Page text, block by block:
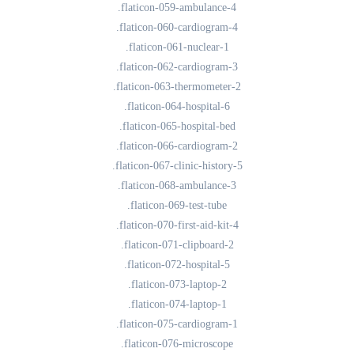
.flaticon-059-ambulance-4
.flaticon-060-cardiogram-4
.flaticon-061-nuclear-1
.flaticon-062-cardiogram-3
.flaticon-063-thermometer-2
.flaticon-064-hospital-6
.flaticon-065-hospital-bed
.flaticon-066-cardiogram-2
.flaticon-067-clinic-history-5
.flaticon-068-ambulance-3
.flaticon-069-test-tube
.flaticon-070-first-aid-kit-4
.flaticon-071-clipboard-2
.flaticon-072-hospital-5
.flaticon-073-laptop-2
.flaticon-074-laptop-1
.flaticon-075-cardiogram-1
.flaticon-076-microscope